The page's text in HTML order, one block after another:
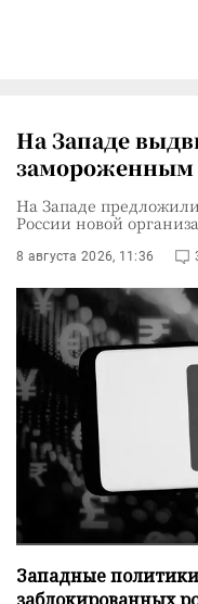
На Западе
замороженным
На Западе
России новой
8 августа 2026, 11:36
Западные